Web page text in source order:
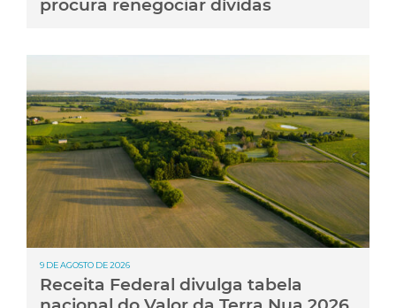
procura renegociar dívidas
9 DE AGOSTO DE 2026
Receita Federal divulga tabela